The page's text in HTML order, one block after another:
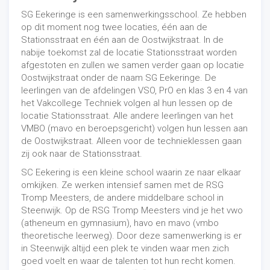
periode waarin ik moest opkrabbelen, haalde ik gelukkig
veel steun en rust uit het geloof. Ik kwam tot het inzicht
dat ik me had laten leiden door succes en de honger
naar meer. Al met al een goede leerschool, waar ik
helaas nog steeds een flinke prijs voor betaal.”
Entertainmentmakelaar
“Inmiddels weet ik welke dingen écht waarde voor me
hebben, heb ik leren vergeven en ga ik minder naïef
door het leven. Ik durf weer te ondernemen en ben
actief in de sport, hetonderwijs
onderdeel waarin ik mezelf en andere entertainers voor
shows en clinics aanbied, en ‘ Entertainmens’. Dit laatste
startte ik recent. De laatste jaren ontmoette ik veel
entertainersalsmotorstuntmannen,
basketbalfreestylers, mensen uit het theaterendj’s
Allemaal voorbeelden van personen die anderen
kunnen entertainen. Ik bied deze diensten aan op mijn
website en verzorg de boekingen. Eigenlijk ben ik een
+31 6 52 21 25 75
SG Eekeringe is een samenwerkingsschool. Ze hebben
op dit moment nog twee locaties, één aan de
Stationsstraat en één aan de Oostwijkstraat. In de
nabije toekomst zal de locatie Stationsstraat worden
afgestoten en zullen we samen verder gaan op locatie
Oostwijkstraat onder de naam SG Eekeringe. De
leerlingen van de afdelingen VSO, PrO en klas 3 en 4 van
het Vakcollege Techniek volgen al hun lessen op de
locatie Stationsstraat. Alle andere leerlingen van het
VMBO (mavo en beroepsgericht) volgen hun lessen aan
de Oostwijkstraat. Alleen voor de technieklessen gaan
zij ook naar de Stationsstraat.
SC Eekering is een kleine school waarin ze naar elkaar
omkijken. Ze werken intensief samen met de RSG
Tromp Meesters, de andere middelbare school in
Steenwijk. Op de RSG Tromp Meesters vind je het vwo
(atheneum en gymnasium), havo en mavo (vmbo
theoretische leerweg). Door deze samenwerking is er
in Steenwijk altijd een plek te vinden waar men zich
goed voelt en waar de talenten tot hun recht komen.